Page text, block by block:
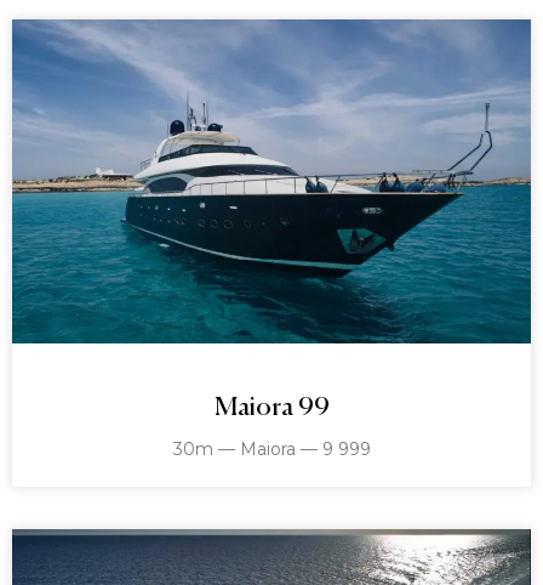
Maiora 99
30m — Maiora — 9 999